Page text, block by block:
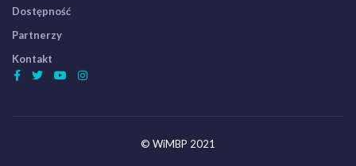
Dostępność
Partnerzy
Kontakt
© WiMBP 2021